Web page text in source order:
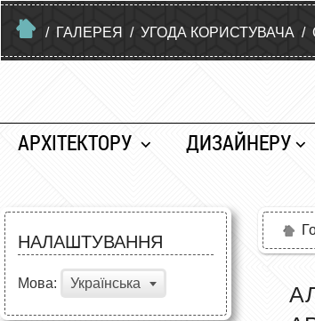
/ ГАЛЕРЕЯ / УГОДА КОРИСТУВАЧА /
АРХІТЕКТОРУ ДИЗАЙНЕРУ
НАЛАШТУВАННЯ
Мова: Українська